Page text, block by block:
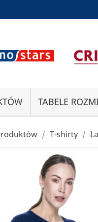
TABELE
T-shirty